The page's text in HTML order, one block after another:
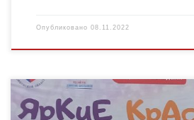
Опубликовано 08.11.2022